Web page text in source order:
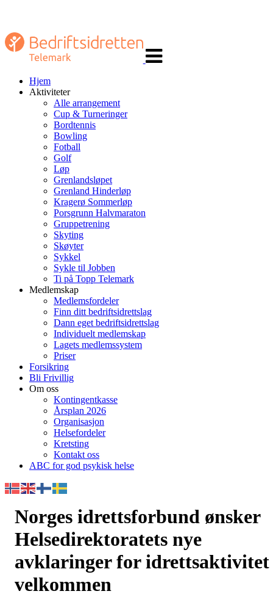
navigasjon
Hjem
Aktiviteter
Alle arrangement
Cup & Turneringer
Bordtennis
Bowling
Fotball
Golf
Løp
Grenlandsløpet
Grenland Hinderløp
Kragerø Sommerløp
Porsgrunn Halvmaraton
Gruppetrening
Skyting
Skøyter
Sykkel
Sykle til Jobben
Ti på Topp Telemark
Medlemskap
Medlemsfordeler
Finn ditt bedriftsidrettslag
Dann eget bedriftsidrettslag
Individuelt medlemskap
Lagets medlemssystem
Priser
Forsikring
Bli Frivillig
Om oss
Kontingentkasse
Årsplan 2026
Organisasjon
Helsefordeler
Kretsting
Kontakt oss
ABC for god psykisk helse
Norges idrettsforbund ønsker
Helsedirektoratets nye
avklaringer for idrettsaktivitet
velkommen